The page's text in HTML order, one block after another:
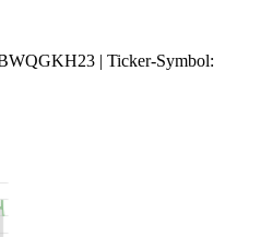
| Ticker-Symbol: